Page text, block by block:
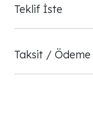
Teklif İste
Taksit / Ödeme